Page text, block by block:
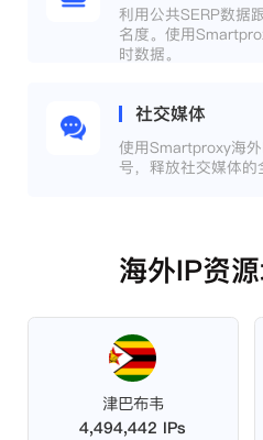
利用公共SERP数据
名度。使用
时数据。
社交媒体
使用Smartproxy海
号，释放社交媒体的
海外IP资
津巴布韦
4,494,442 IPs